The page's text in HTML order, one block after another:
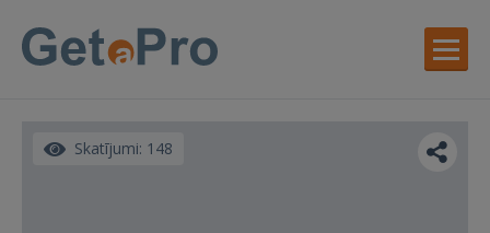
Skatījumi: 148